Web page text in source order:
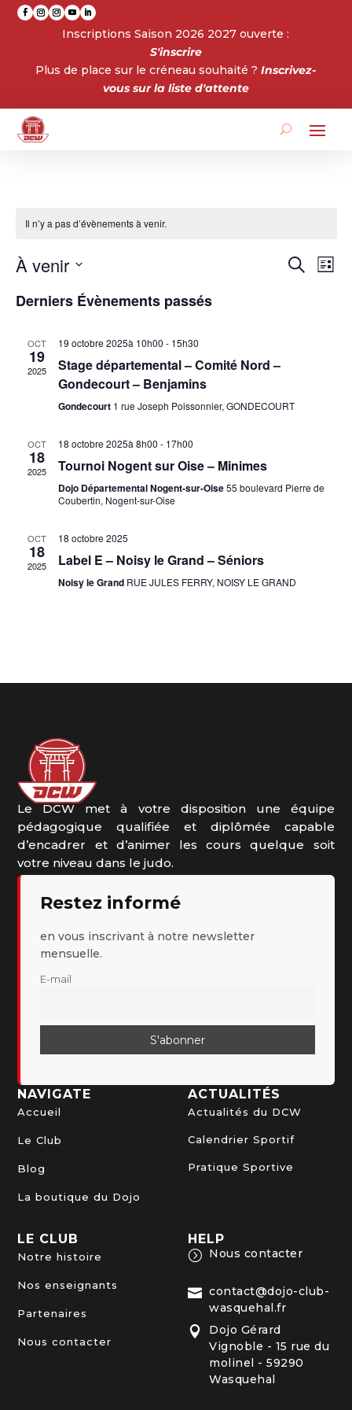
Inscriptions Saison 2026 2027 ouverte :
S'inscrire
Plus de place sur le créneau souhaité ?Inscrivez-
vous sur la liste d'attente
Il n’y a pas d’évènements à venir.
de
Liste
À venir
une
Derniers Évènements passés
OCT
19
2025
19 octobre 2025à 10h00 - 15h30
Stage départemental – Comité Nord –
Gondecourt – Benjamins
Gondecourt 1 rue Joseph Poissonnier, GONDECOURT
OCT
18
2025
18 octobre 2025à 8h00 - 17h00
Tournoi Nogent sur Oise – Minimes
Dojo Départemental Nogent-sur-Oise55 boulevard Pierre de
Coubertin, Nogent-sur-Oise
OCT
18
2025
18 octobre 2025
Label E – Noisy le Grand – Séniors
Noisy le Grand RUE JULES FERRY, NOISY LE GRAND
Le DCW met à votre disposition une équipe
pédagogique qualifiée et diplômée capable
d’encadrer et d’animer les cours quelque soit
votre niveau dans le judo.
Restez informé
en vous inscrivant à notre newsletter
mensuelle.
E-mail
NAVIGATE
Accueil
Le Club
Blog
La boutique du Dojo
ACTUALITÉS
Actualités du DCW
Calendrier Sportif
Pratique Sportive
LE CLUB
Notre histoire
Nos enseignants
Partenaires
Nous contacter
HELP
= Nous contacter
 contact@dojo-club-
wasquehal.fr

Dojo Gérard
Vignoble - 15 rue du
molinel - 59290
Wasquehal